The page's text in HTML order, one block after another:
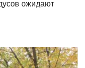
ожидают